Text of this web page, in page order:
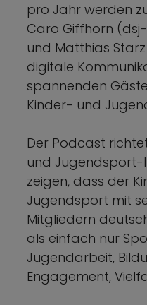
pro Jahr werden
Caro Giffhorn
und Matthias
digitale
spannenden
Kinder- und
Der Podcast
und Jugendsport-
zeigen, dass der
Jugendsport mit
Mitgliedern
als einfach nur
Jugendarbeit,
Engagement,